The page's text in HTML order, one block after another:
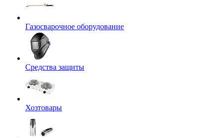
Газосварочное оборудование
Средства защиты
Хозтовары